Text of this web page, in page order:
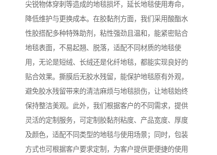
尖锐物体穿刺等造成的地毯损坏，延长地毯使用寿命，
降低维护与更换成本。在胶黏剂方面，我们采用酸酯水
性胶搭配多种特殊助剂，粘性强劲且温和，能紧密贴合
地毯表面，不易起翘、脱落，适配不同材质的地毯使
用，无论是短绒、长绒还是化纤地毯，都能实现良好的
贴合效果。撕膜后无胶水残留，能保护地毯原有外观，
避免胶水残留带来的清洁麻烦与地毯损伤，让地毯始终
保持整洁美观。此外，我们根据客户的不同需求，提供
灵活的定制服务，可定制胶黏剂粘度、产品宽度、厚度
及颜色，适配不同类型的地毯与使用场景；同时，包装
方式也可根据客户要求定制，为客户提供更便捷的使用